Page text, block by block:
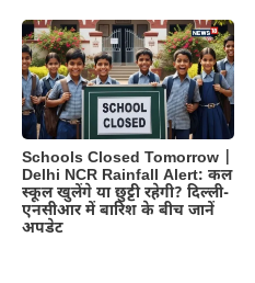
Schools Closed Tomorrow |
Delhi NCR Rainfall Alert: कल
स्कूल खुलेंगे या छुट्टी रहेगी? दिल्ली-
एनसीआर में बारिश के बीच जानें
अपडेट